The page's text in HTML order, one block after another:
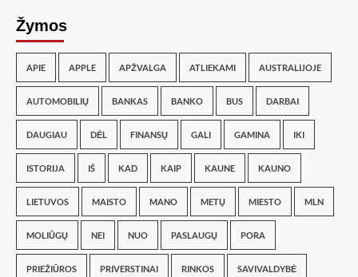
Žymos
APIE APPLE APŽVALGA ATLIEKAMI AUSTRALIJOJE
AUTOMOBILIŲ BANKAS BANKO BUS DARBAI
DAUGIAU DĖL FINANSŲ GALI GAMINA IKI
ISTORIJA IŠ KAD KAIP KAUNE KAUNO
LIETUVOS MAISTO MANO METŲ MIESTO MLN
MOLIŪGŲ NEI NUO PASLAUGŲ PORA
PRIEŽIŪROS PRIVERSTINAI RINKOS SAVIVALDYBĖ